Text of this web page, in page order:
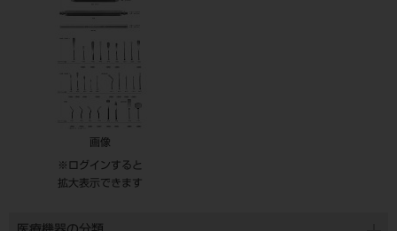
画像
※ログインすると
拡大表示できます